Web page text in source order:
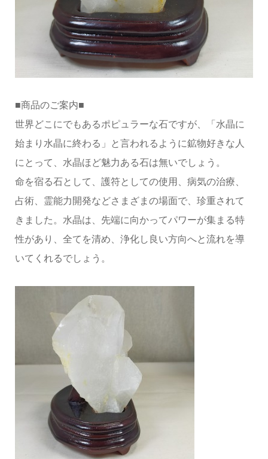
■商品のご案内■
世界どこにでもあるポピュラーな石ですが、「水晶に
始まり水晶に終わる」と言われるように鉱物好きな人
にとって、水晶ほど魅力ある石は無いでしょう。
命を宿る石として、護符としての使用、病気の治療、
占術、霊能力開発などさまざまの場面で、珍重されて
きました。水晶は、先端に向かってパワーが集まる特
性があり、全てを清め、浄化し良い方向へと流れを導
いてくれるでしょう。